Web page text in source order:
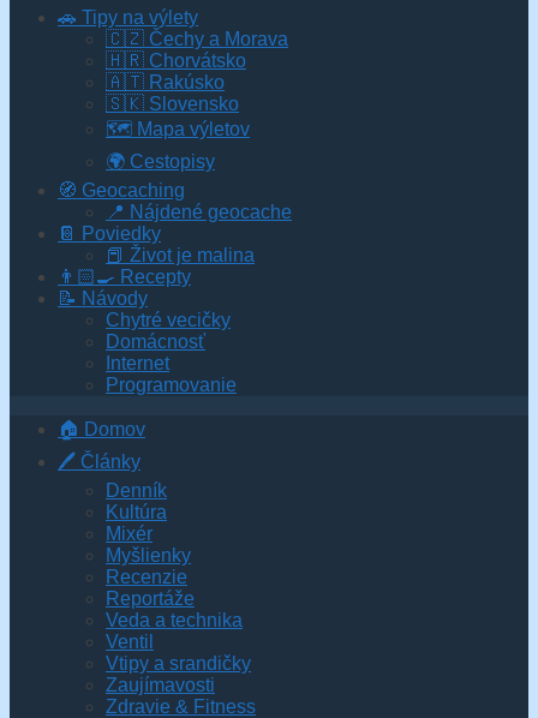
🚗 Tipy na výlety
🇨🇿 Čechy a Morava
🇭🇷 Chorvátsko
🇦🇹 Rakúsko
🇸🇰 Slovensko
🗺 Mapa výletov
🌍 Cestopisy
🧭 Geocaching
📍 Nájdené geocache
📔 Poviedky
📕 Život je malina
👨🏻‍🍳 Recepty
📝 Návody
Chytré vecičky
Domácnosť
Internet
Programovanie
🏠 Domov
🖊️ Články
Denník
Kultúra
Mixér
Myšlienky
Recenzie
Reportáže
Veda a technika
Ventil
Vtipy a srandičky
Zaujímavosti
Zdravie & Fitness